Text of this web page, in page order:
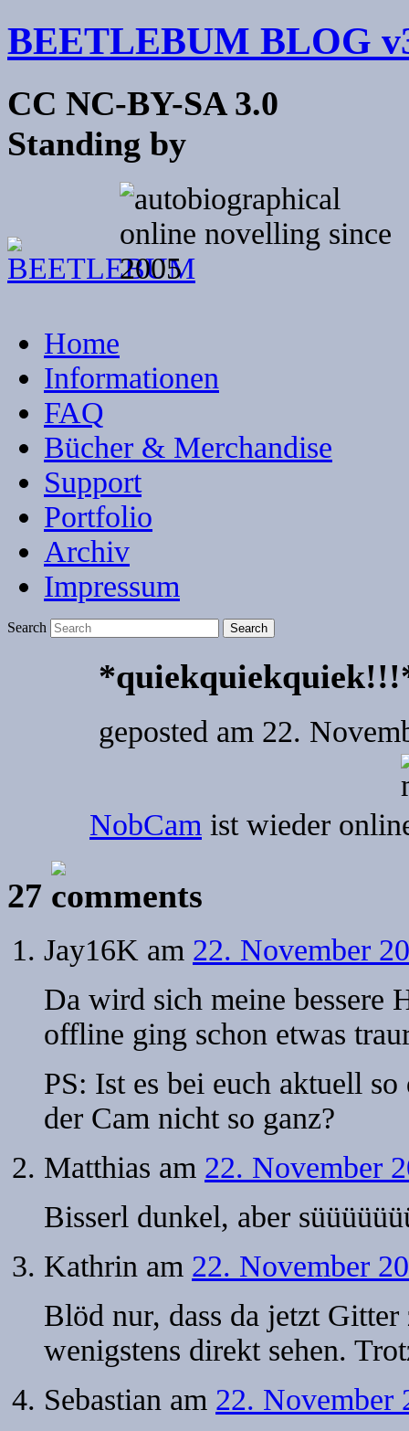
BEETLEBUM BLOG
CC NC-BY-SA 3.0
Standing by
Home
Informationen
FAQ
Bücher & Merchandise
Support
Portfolio
Archiv
Impressum
Search
geposted am 22.
NobCam ist wieder
27
Jay16K am 22. November
Da wird sich meine bessere
offline ging schon etwas
PS: Ist es bei euch aktuell
der Cam nicht so ganz?
Matthias am 22. November
Bisserl dunkel, aber
Kathrin am 22. November
Blöd nur, dass da jetzt
wenigstens direkt sehen.
Sebastian am 22. November